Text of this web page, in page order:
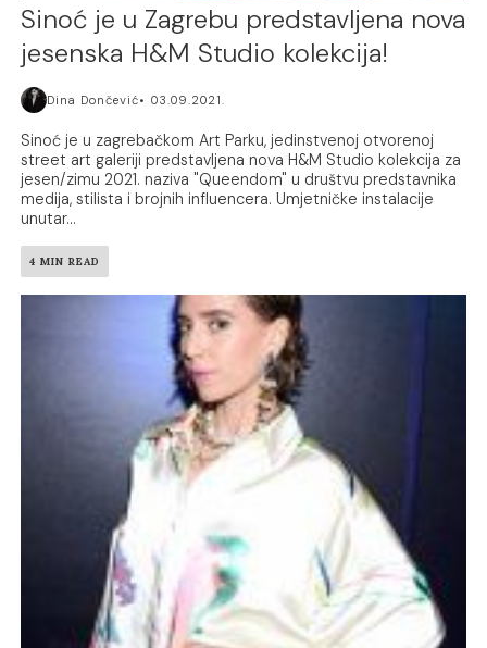
Sinoć je u Zagrebu predstavljena nova
jesenska H&M Studio kolekcija!
Dina Dončević 03.09.2021.
Sinoć je u zagrebačkom Art Parku, jedinstvenoj otvorenoj
street art galeriji predstavljena nova H&M Studio kolekcija za
jesen/zimu 2021. naziva "Queendom" u društvu predstavnika
medija, stilista i brojnih influencera. Umjetničke instalacije
unutar...
4 MIN READ